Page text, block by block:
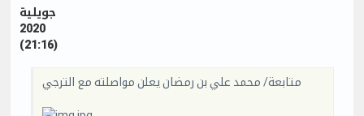
جويلية
2020
(21:16)
متابعة/ محمد علي بن رمضان يعلن مواصلته مع الترجي